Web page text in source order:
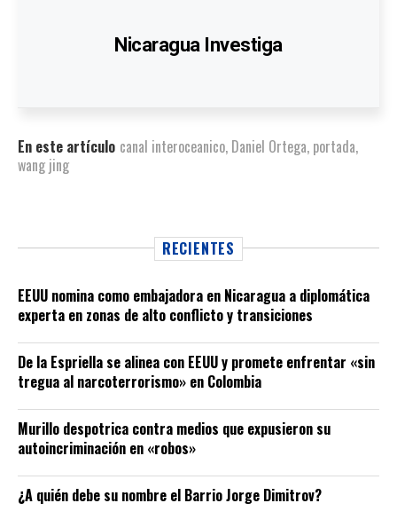
Nicaragua Investiga
En este artículo canal interoceanico, Daniel Ortega, portada,
wang jing
RECIENTES
EEUU nomina como embajadora en Nicaragua a diplomática
experta en zonas de alto conflicto y transiciones
De la Espriella se alinea con EEUU y promete enfrentar «sin
tregua al narcoterrorismo» en Colombia
Murillo despotrica contra medios que expusieron su
autoincriminación en «robos»
¿A quién debe su nombre el Barrio Jorge Dimitrov?